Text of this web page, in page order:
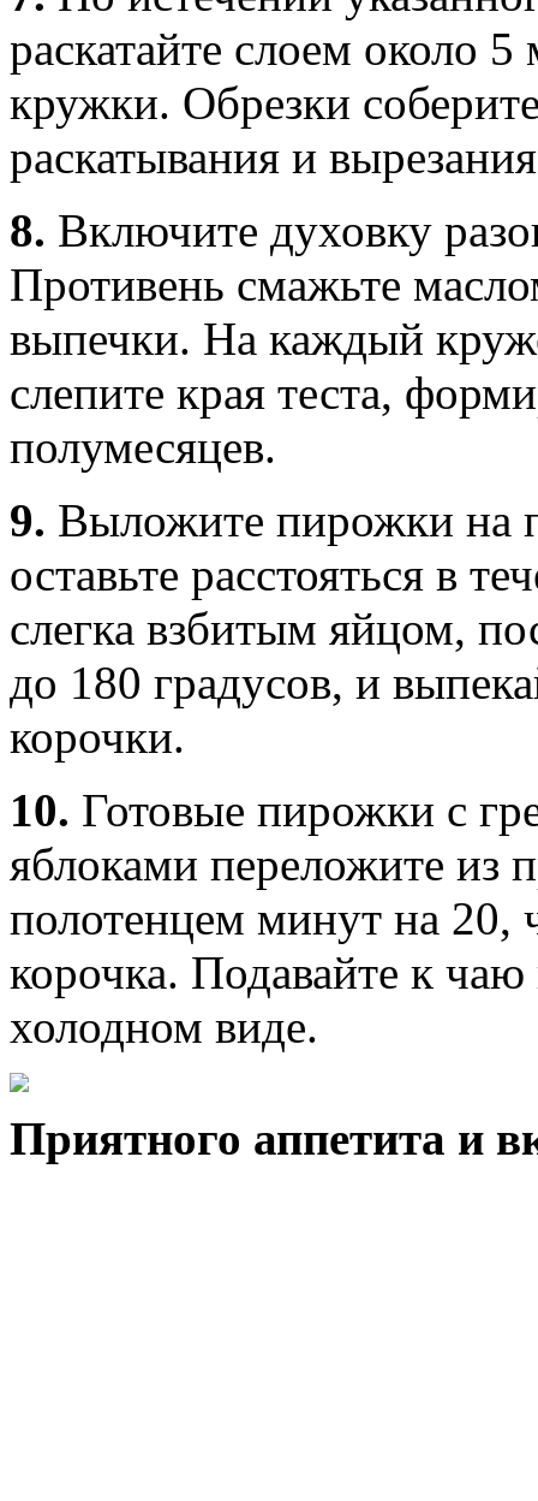
раскатайте слоем около
кружки. Обрезки
раскатывания и
8. Включите духовку
Противень смажьте
выпечки. На каждый
слепите края теста,
полумесяцев.
9. Выложите пирожки на
оставьте расстояться в
слегка взбитым яйцом,
до 180 градусов, и
корочки.
10. Готовые пирожки с
яблоками переложите из
полотенцем минут на 20,
корочка. Подавайте к
холодном виде.
Приятного аппетита и